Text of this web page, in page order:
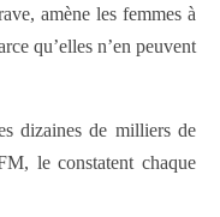
amène les femmes à
qu’elles n’en peuvent
dizaines de milliers de
le constatent chaque